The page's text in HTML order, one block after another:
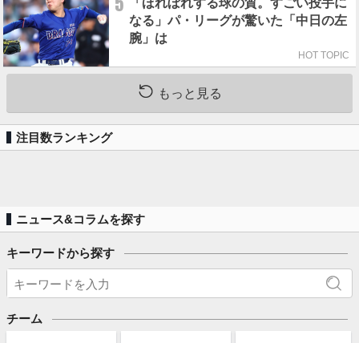
「ほれぼれする球の質。すごい投手に
なる」パ・リーグが驚いた「中日の左
腕」は
HOT TOPIC
もっと見る
注目数ランキング
ニュース&コラムを探す
キーワードから探す
チーム